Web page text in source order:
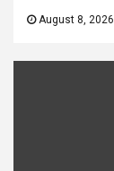
August 8, 2026